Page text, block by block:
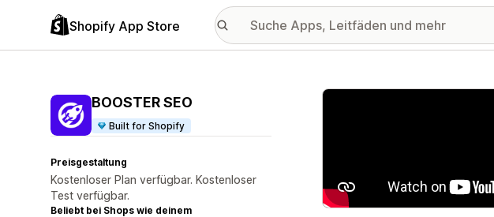
Shopify App Store
BOOSTER SEO
Built for Shopify
Preisgestaltung
Kostenloser Plan verfügbar. Kostenloser
Test verfügbar.
Beliebt bei Shops wie deinem
Vorgestellte Bildergalerie